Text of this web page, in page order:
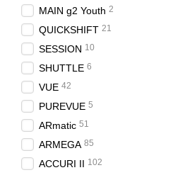
MAIN g2 Youth 2
QUICKSHIFT 21
SESSION 10
SHUTTLE 6
VUE 42
PUREVUE 5
ARmatic 51
ARMEGA 85
ACCURI II 102